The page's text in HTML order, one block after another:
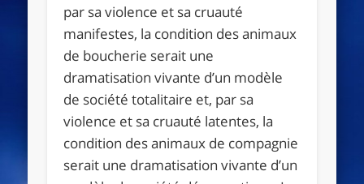
par sa violence et sa cruauté
manifestes, la condition des animaux
de boucherie serait une
dramatisation vivante d’un modèle
de société totalitaire et, par sa
violence et sa cruauté latentes, la
condition des animaux de compagnie
serait une dramatisation vivante d’un